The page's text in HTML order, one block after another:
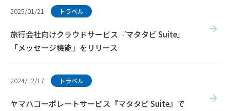
2025/01/21 トラベル
旅行会社向けクラウドサービス『マタタビ Suite』
「メッセージ機能」をリリース
2024/12/17 トラベル
ヤマハコーポレートサービス『マタタビ Suite』で